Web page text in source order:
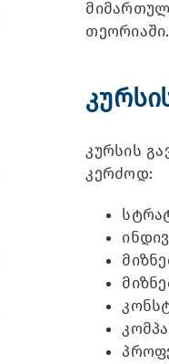
თეორიაში.
კურსის
კერძოდ: